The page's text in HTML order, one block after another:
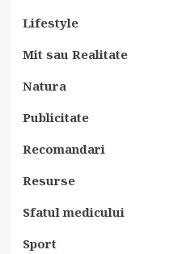
Lifestyle
Mit sau Realitate
Natura
Publicitate
Recomandari
Resurse
Sfatul medicului
Sport